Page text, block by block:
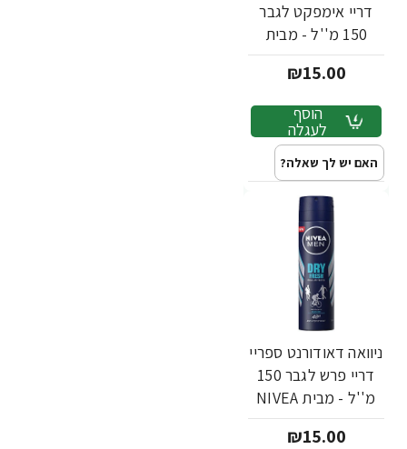
דריי אימפקט לגבר
150 מ''ל - מבית
NIVEA
₪15.00
הוסף
לעגלה
האם יש לך שאלה?
ניוואה דאודורנט ספריי
דריי פרש לגבר 150
מ''ל - מבית NIVEA
₪15.00